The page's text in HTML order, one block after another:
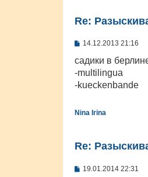
Re:
С
о
щ
е
е
14.12.2013 21:16
садики в
-multilingua
-kueckenbande
Nina Irina
Re:
С19.01.2014 22:31